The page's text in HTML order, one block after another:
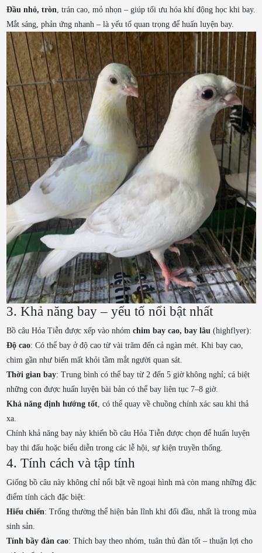
Đầu nhỏ, tròn, trán cao, mỏ nhọn – giúp tối ưu hóa khí động học khi bay.
Mắt sáng, phản ứng nhanh – là yếu tố quan trọng để huấn luyện bay.
3. Khả năng bay – yếu tố nổi bật nhất
Bồ câu Hỏa Tiễn được xếp vào nhóm chim bay cao, bay lâu(highflyer):
Độ cao: Có thể bay ở độ cao từ vài trăm đến cả ngàn mét. Khi bay cao,
chim gần như biến mất khỏi tầm mắt người quan sát.
Thời gian bay: Trung bình có thể bay từ 2 đến 5 giờ không nghỉ; cá biệt
những con được huấn luyện bài bản có thể bay liên tục 7–8 giờ.
Khả năng định hướng tốt, có thể quay về chuồng chính xác sau khi thả
xa.
Chính khả năng bay này khiến bồ câu Hỏa Tiễn được chọn để huấn luyện
bay thi đấu hoặc biểu diễn trong các lễ hội, sự kiện truyền thống.
4. Tính cách và tập tính
Giống bồ câu này không chỉ nổi bật về ngoại hình mà còn mang những đặc
điểm tính cách đặc biệt:
Hiếu chiến: Trống thường thể hiện bản lĩnh khi đối đầu, nhất là trong mùa
sinh sản.
Tính bầy đàn cao: Thích bay theo nhóm, tuân thủ đàn tốt – thuận lợi cho